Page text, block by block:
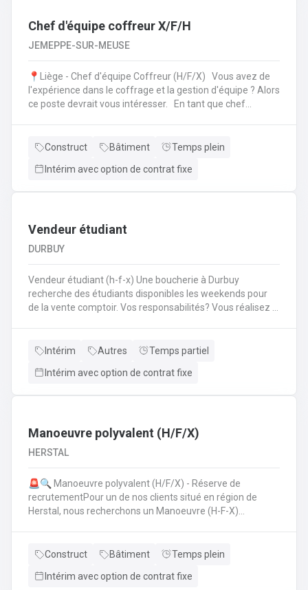
Chef d'équipe coffreur X/F/H
JEMEPPE-SUR-MEUSE
📍Liège - Chef d'équipe Coffreur (H/F/X) Vous avez de
l'expérience dans le coffrage et la gestion d'équipe ? Alors
ce poste devrait vous intéresser. En tant que chef
travailler principalement sur des chantiers privés
de la demande ;veillerez à la bonne utilisation des outils et
Construct Bâtiment
Temps plein
Intérim avec option de contrat fixe
Vendeur étudiant
DURBUY
Vendeur étudiant (h-f-x) Une boucherie à Durbuy
recherche des étudiants disponibles les weekends pour
de la vente comptoir. Vos responsabilités? Vous réalisez la
caisse;Vous assurez l'entretien des comptoirs.
Intérim Autres
Temps partiel
Intérim avec option de contrat fixe
Manoeuvre polyvalent (H/F/X)
HERSTAL
🚨🔍 Manoeuvre polyvalent (H/F/X) - Réserve de
recrutementPour un de nos clients situé en région de
Herstal, nous recherchons un Manoeuvre (H-F-X)
vous épanouir dans une mission pour du long terme?
Construct Bâtiment
Temps plein
Intérim avec option de contrat fixe